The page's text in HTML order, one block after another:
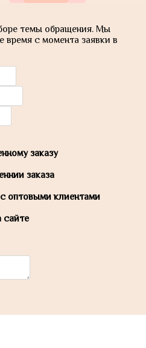
темы обращения. Мы
с момента заявки в
заказу
заказа
оптовыми клиентами
сайте